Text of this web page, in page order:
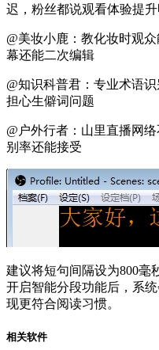
迟，粉丝都说观看体验提升
@美妆小鹿：教化妆时观
幕还能二次编辑
@知识科普君：专业术语
担心生僻词问题
@户外行者：山里直播网
别率还能接受
建议将短句间隔设为800毫
开启智能分段功能后，系
现更符合阅读习惯。
相关软件